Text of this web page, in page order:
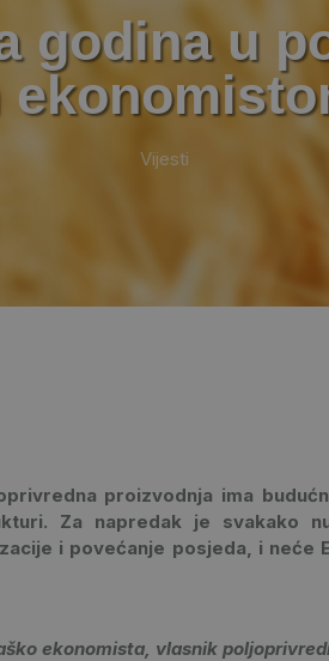
godina u
Vijesti
proizvodnja ima
Za napredak je svakako
i povećanje posjeda, i neće
ško ekonomista, vlasnik